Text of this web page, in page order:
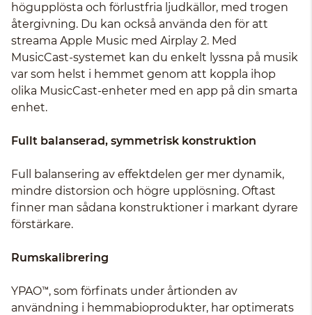
högupplösta och förlustfria ljudkällor, med trogen
återgivning. Du kan också använda den för att
streama Apple Music med Airplay 2. Med
MusicCast-systemet kan du enkelt lyssna på musik
var som helst i hemmet genom att koppla ihop
olika MusicCast-enheter med en app på din smarta
enhet.
Fullt balanserad, symmetrisk konstruktion
Full balansering av effektdelen ger mer dynamik,
mindre distorsion och högre upplösning. Oftast
finner man sådana konstruktioner i markant dyrare
förstärkare.
Rumskalibrering
YPAO™, som förfinats under årtionden av
användning i hemmabioprodukter, har optimerats